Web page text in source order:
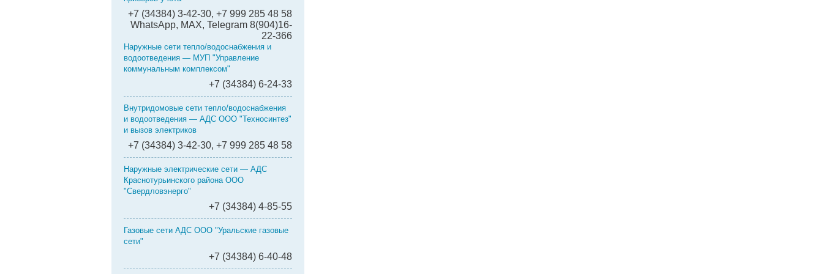
+7 (34384) 3-42-30, +7 999 285 48 58
WhatsApp, MAX, Telegram 8(904)16-
22-366
Наружные сети тепло/водоснабжения и
водоотведения — МУП "Управление
коммунальным комплексом"
+7 (34384) 6-24-33
Внутридомовые сети тепло/водоснабжения
и водоотведения — АДС ООО "Техносинтез"
и вызов электриков
+7 (34384) 3-42-30, +7 999 285 48 58
Наружные электрические сети — АДС
Краснотурьинского района ООО
"Свердловэнерго"
+7 (34384) 4-85-55
Газовые сети АДС ООО "Уральские газовые
сети"
+7 (34384) 6-40-48